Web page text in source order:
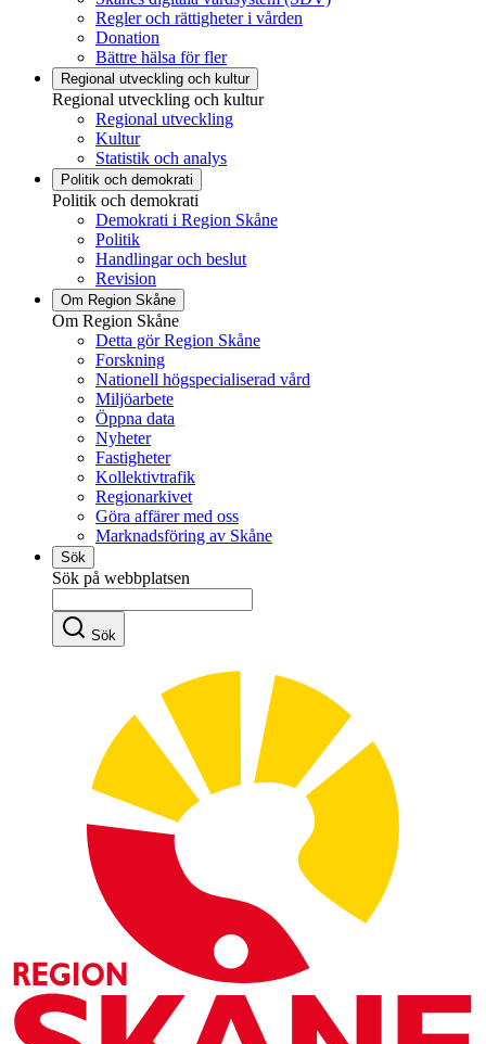
Regler och rättigheter i vården
Donation
Bättre hälsa för fler
Regional utveckling och kultur
Regional utveckling och kultur
Regional utveckling
Kultur
Statistik och analys
Politik och demokrati
Politik och demokrati
Demokrati i Region Skåne
Politik
Handlingar och beslut
Revision
Om Region Skåne
Om Region Skåne
Detta gör Region Skåne
Forskning
Nationell högspecialiserad vård
Miljöarbete
Öppna data
Nyheter
Fastigheter
Kollektivtrafik
Regionarkivet
Göra affärer med oss
Marknadsföring av Skåne
Sök
Sök på webbplatsen
Sök